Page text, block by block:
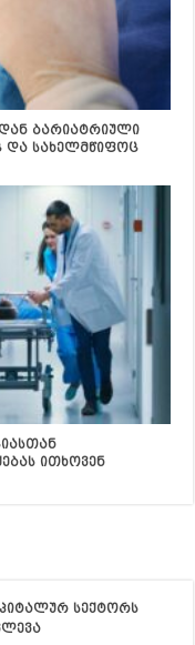
ბარიატრიული
და სახელმწიფოც
ითხოვენ
სექტორს